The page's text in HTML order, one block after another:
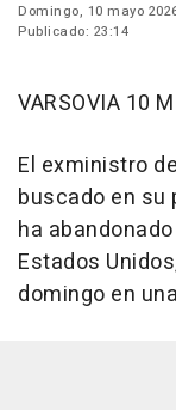
Domingo, 10 mayo
Publicado: 23:14
VARSOVIA 10
El exministro
buscado en su
ha
Estados
domingo en